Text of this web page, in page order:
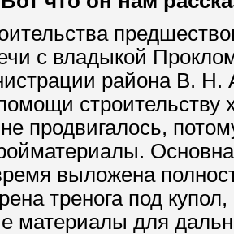
с владыкой
района В. Н.
строительству
продвигалось,
выложена
тренога под
материалы для